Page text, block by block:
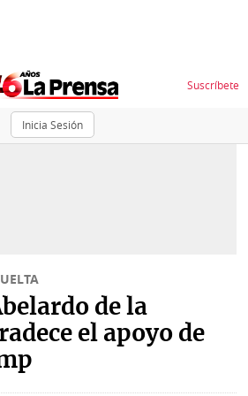
Inicia Sesión
Suscríbete
de la
el apoyo de